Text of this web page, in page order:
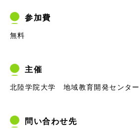
参加費
無料
主催
北陸学院大学 地域教育開発センター
問い合わせ先